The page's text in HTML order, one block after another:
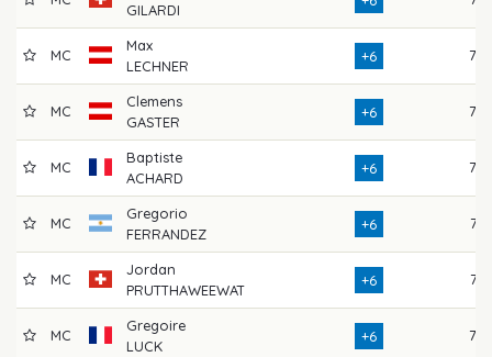
GILARDI
MC
Max
LECHNER
+6 72
MC
Clemens
GASTER
+6 75
MC
Baptiste
ACHARD
+6 75
MC
Gregorio
FERRANDEZ
+6 74
MC
Jordan
PRUTTHAWEEWAT
+6 74
MC
Gregoire
LUCK
+6 72